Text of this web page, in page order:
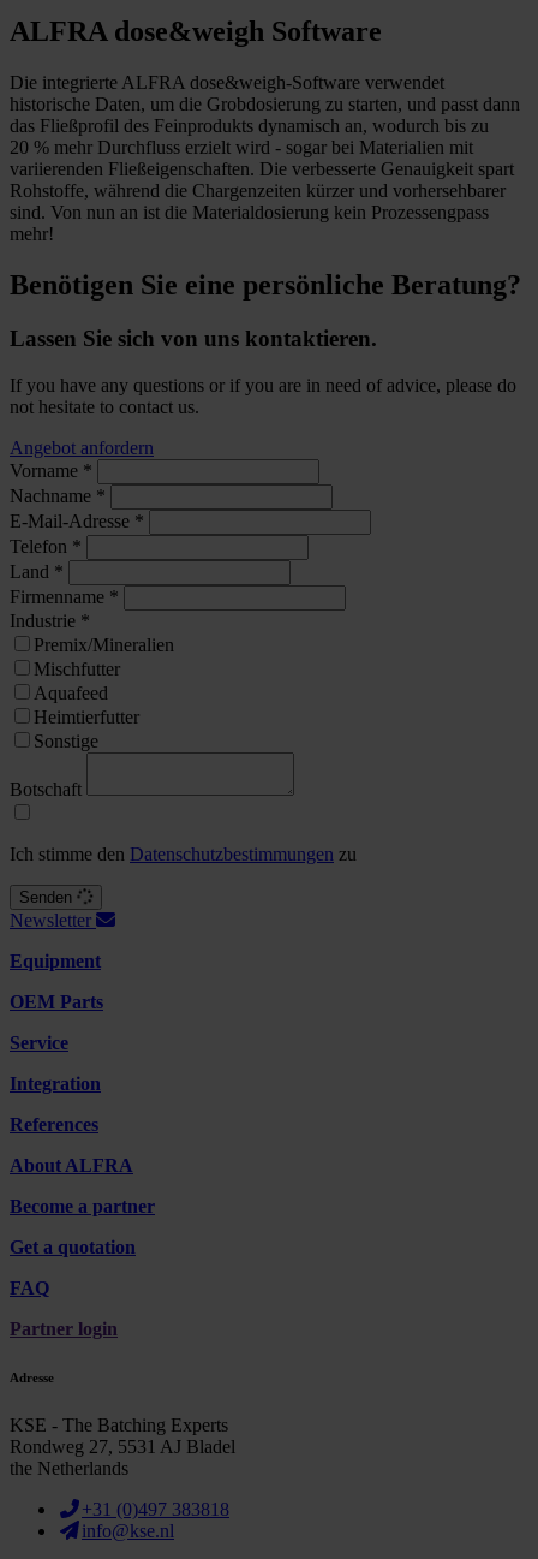
ALFRA dose&weigh Software
Die integrierte ALFRA dose&weigh-Software verwendet
historische Daten, um die Grobdosierung zu starten, und passt dann
das Fließprofil des Feinprodukts dynamisch an, wodurch bis zu
20 % mehr Durchfluss erzielt wird - sogar bei Materialien mit
variierenden Fließeigenschaften. Die verbesserte Genauigkeit spart
Rohstoffe, während die Chargenzeiten kürzer und vorhersehbarer
sind. Von nun an ist die Materialdosierung kein Prozessengpass
mehr!
Benötigen Sie eine persönliche Beratung?
Lassen Sie sich von uns kontaktieren.
If you have any questions or if you are in need of advice, please do
not hesitate to contact us.
Angebot anfordern
Vorname *
Nachname *
E-Mail-Adresse *
Telefon *
Land *
Firmenname *
Industrie *
Premix/Mineralien
Mischfutter
Aquafeed
Heimtierfutter
Sonstige
Botschaft
Ich stimme den Datenschutzbestimmungen zu
Senden
Newsletter
Equipment
OEM Parts
Service
Integration
References
About ALFRA
Become a partner
Get a quotation
FAQ
Partner login
Adresse
KSE - The Batching Experts
Rondweg 27, 5531 AJ Bladel
the Netherlands
+31 (0)497 383818
info@kse.nl